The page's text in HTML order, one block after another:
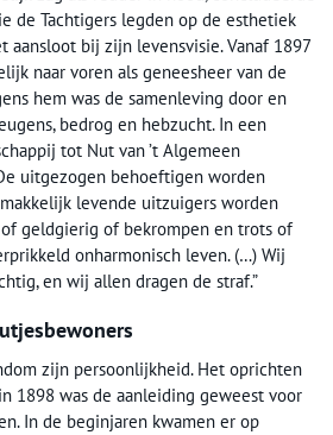
de Tachtigers legden op de esthetiek
aansloot bij zijn levensvisie. Vanaf 1897
naar voren als geneesheer van de
hem was de samenleving door en
bedrog en hebzucht. In een
tot Nut van ’t Algemeen
uitgezogen behoeftigen worden
levende uitzuigers worden
geldgierig of bekrompen en trots of
onharmonisch leven. (…) Wij
en wij allen dragen de straf.”
zijn persoonlijkheid. Het oprichten
in 1898 was de aanleiding geweest voor
In de beginjaren kwamen er op